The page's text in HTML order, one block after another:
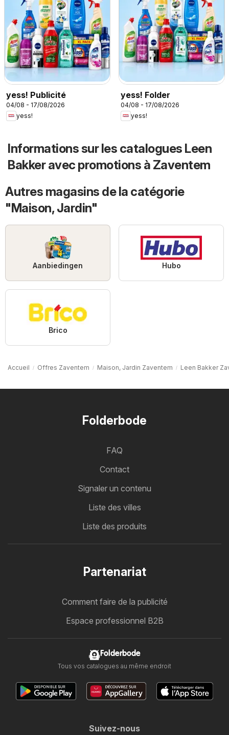
yess! Publicité
04/08 - 17/08/2026
yess!
yess! Folder
04/08 - 17/08/2026
yess!
Informations sur les catalogues Leen
Bakker avec promotions à Zaventem
Autres magasins de la catégorie
"Maison, Jardin"
Aanbiedingen Hubo
Brico
Accueil Offres Zaventem Maison, Jardin Zaventem Leen Bakker
Folderbode
FAQ
Contact
Signaler un contenu
Liste des villes
Liste des produits
Partenariat
Comment faire de la publicité
Espace professionnel B2B
Folderbode
Tous vos catalogues au même endroit
Suivez-nous